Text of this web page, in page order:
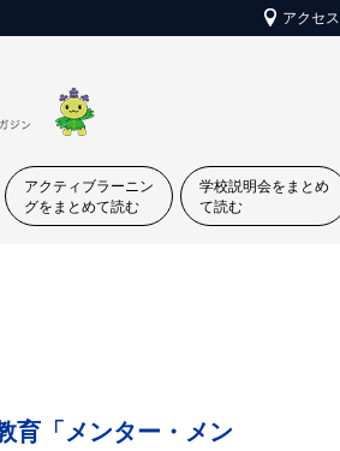
アクセス
アクティブラーニン
グをまとめて読む
学校説明会をまとめ
て読む
育「メンター・メン